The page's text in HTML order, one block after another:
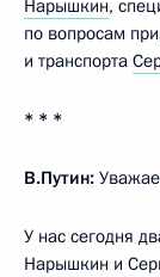
Нарышкин,
по вопросам
и транспорта
* * *
В.Путин:
У нас сегодня
Нарышкин и